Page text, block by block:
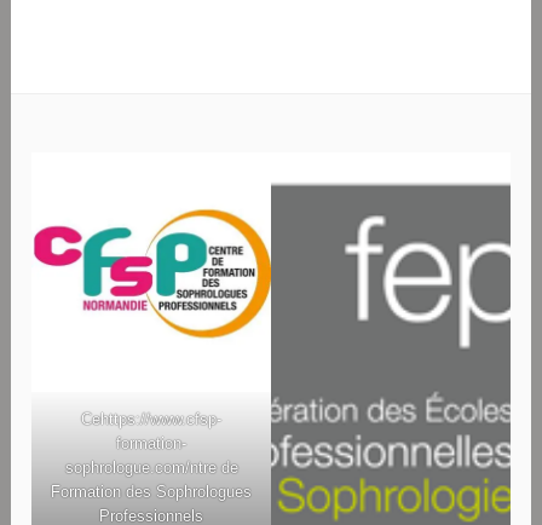
Cehttps://www.cfsp-
formation-
sophrologue.com/ntre de
Formation des Sophrologues
Professionnels